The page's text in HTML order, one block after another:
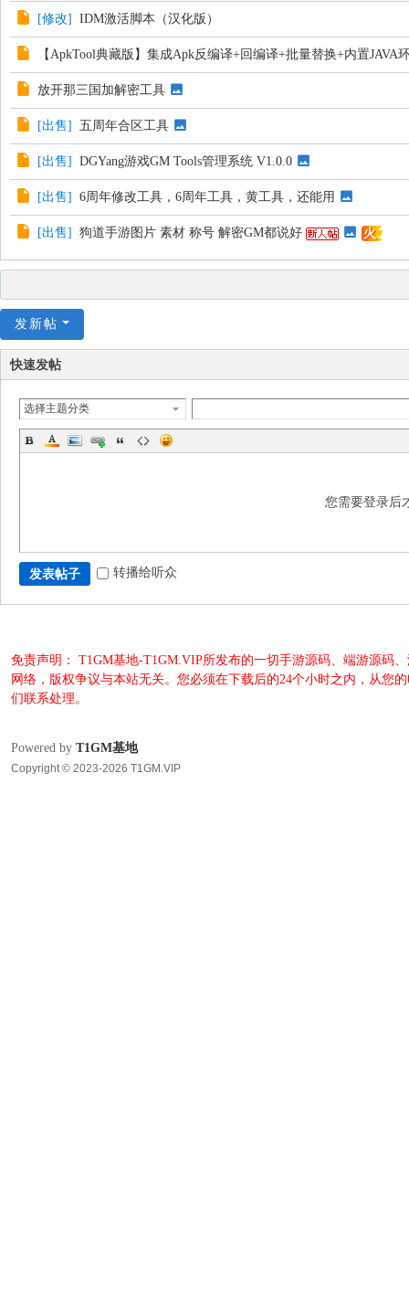
[修改] IDM激活脚本（汉化版）
【ApkTool典藏版】集成Apk反编译+回编译+批量替换+内置JAVA
放开那三国加解密工具
[出售] 五周年合区工具
[出售] DGYang游戏GM Tools管理系统 V1.0.0
[出售] 6周年修改工具，6周年工具，黄工具，还能用
[出售] 狗道手游图片 素材 称号 解密GM都说好 火
发新帖
快速发帖
选择主题分类
您需要登录后
发表帖子 转播给听众
免责声明： T1GM基地-T1GM.VIP所发布的一切手游源码、端游源码
网络，版权争议与本站无关。您必须在下载后的24个小时之内，从您
们联系处理。
Powered by T1GM基地
Copyright © 2023-2026 T1GM.VIP